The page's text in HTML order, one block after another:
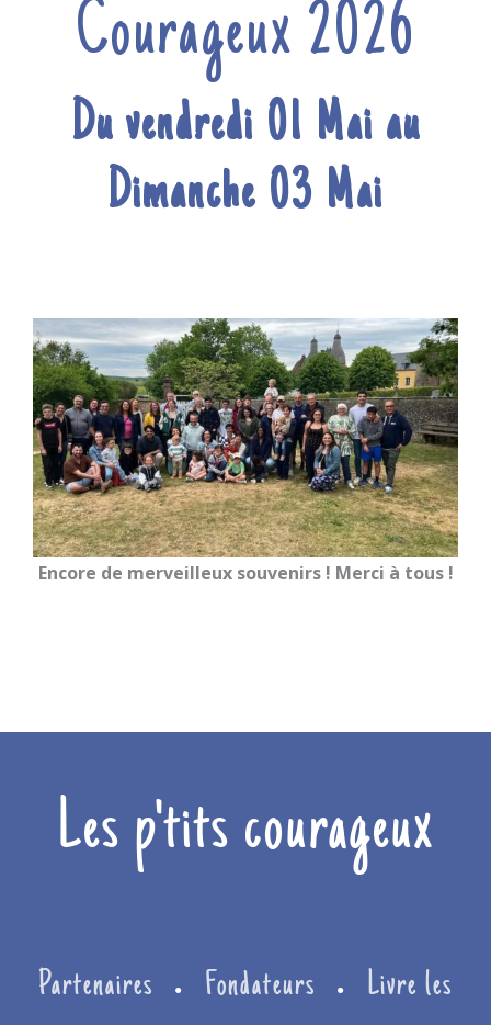
Courageux 2026
Du vendredi 01 Mai au
Dimanche 03 Mai
Encore de merveilleux souvenirs ! Merci à tous !
Les p'tits courageux
Partenaires ● Fondateurs ● Livre les